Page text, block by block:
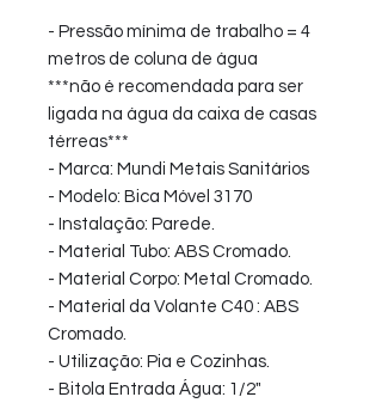
- Pressão mínima de trabalho = 4
metros de coluna de água
***não é recomendada para ser
ligada na água da caixa de casas
térreas***
- Marca: Mundi Metais Sanitários
- Modelo: Bica Móvel 3170
- Instalação: Parede.
- Material Tubo: ABS Cromado.
- Material Corpo: Metal Cromado.
- Material da Volante C40 : ABS
Cromado.
- Utilização: Pia e Cozinhas.
- Bitola Entrada Água: 1/2"